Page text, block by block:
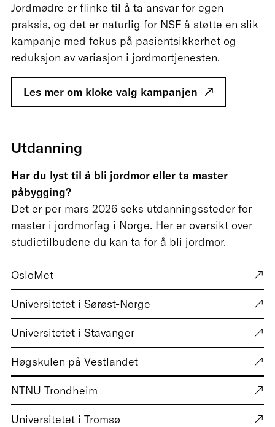
Jordmødre er flinke til å ta ansvar for egen
praksis, og det er naturlig for NSF å støtte en slik
kampanje med fokus på pasientsikkerhet og
reduksjon av variasjon i jordmortjenesten.
Les mer om kloke valg kampanjen
Utdanning
Har du lyst til å bli jordmor eller ta master
påbygging?
Det er per mars 2026 seks utdanningssteder for
master i jordmorfag i Norge. Her er oversikt over
studietilbudene du kan ta for å bli jordmor.
OsloMet
Universitetet i Sørøst-Norge
Universitetet i Stavanger
Høgskulen på Vestlandet
NTNU Trondheim
Universitetet i Tromsø